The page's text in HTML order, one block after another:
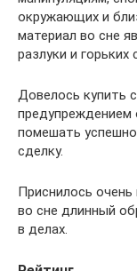
окружающих и
материал во сне
разлуки и горьких
Довелось купить
помешать
сделку.
Приснилось
во сне длинный
в делах.